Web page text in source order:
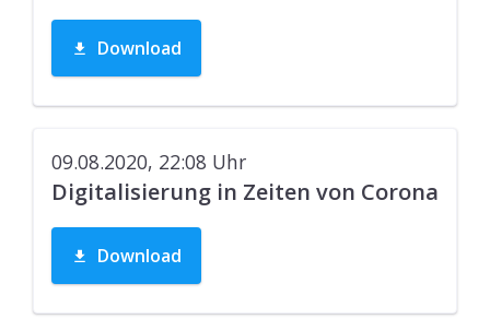
Download
09.08.2020, 22:08 Uhr
Digitalisierung in Zeiten von Corona
Download